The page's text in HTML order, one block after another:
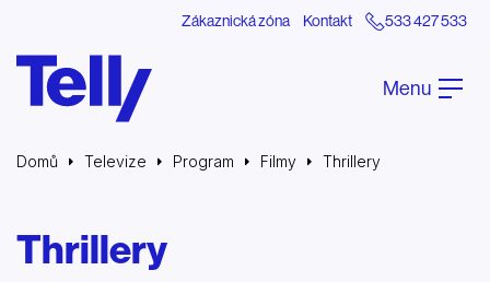
Zákaznická zóna Kontakt 533 427 533
Menu
Domů Televize Program Filmy Thrillery
Thrillery